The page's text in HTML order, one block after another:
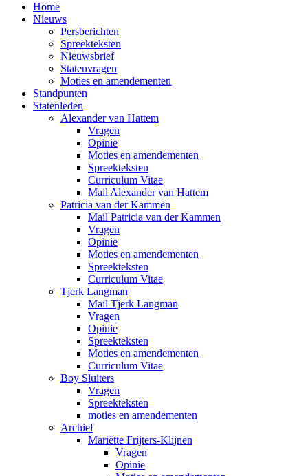
Home
Nieuws
Persberichten
Spreekteksten
Nieuwsbrief
Statenvragen
Moties en amendementen
Standpunten
Statenleden
Alexander van Hattem
Vragen
Opinie
Moties en amendementen
Spreekteksten
Curriculum Vitae
Mail Alexander van Hattem
Patricia van der Kammen
Mail Patricia van der Kammen
Vragen
Opinie
Moties en amendementen
Spreekteksten
Curriculum Vitae
Tjerk Langman
Mail Tjerk Langman
Vragen
Opinie
Spreekteksten
Moties en amendementen
Curriculum Vitae
Boy Sluiters
Vragen
Spreekteksten
moties en amendementen
Archief
Mariëtte Frijters-Klijnen
Vragen
Opinie